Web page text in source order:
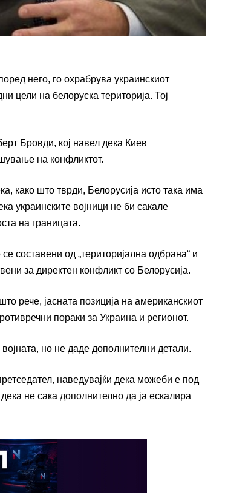
него, го охрабрува украинскиот
цели на белоруска територија. Тој
Бровди, кој навел дека Киев
на конфликтот.
како што тврди, Белорусија исто така има
украинските војници не би сакале
на границата.
составени од „територијална одбрана“ и
за директен конфликт со Белорусија.
рече, јасната позиција на американскиот
пораки за Украина и регионот.
но не даде дополнителни детали.
наведувајќи дека можеби е под
не сака дополнително да ја ескалира